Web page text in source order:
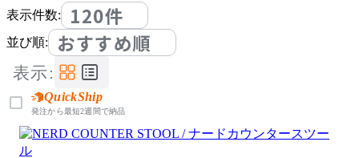
表示件数:
120件
並び順: おすすめ順
表示:
QuickShip
発注から最短2週間で納品